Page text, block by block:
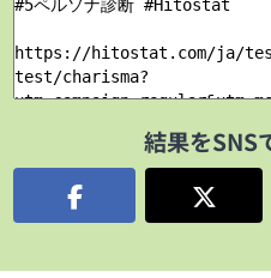
結果をSNS